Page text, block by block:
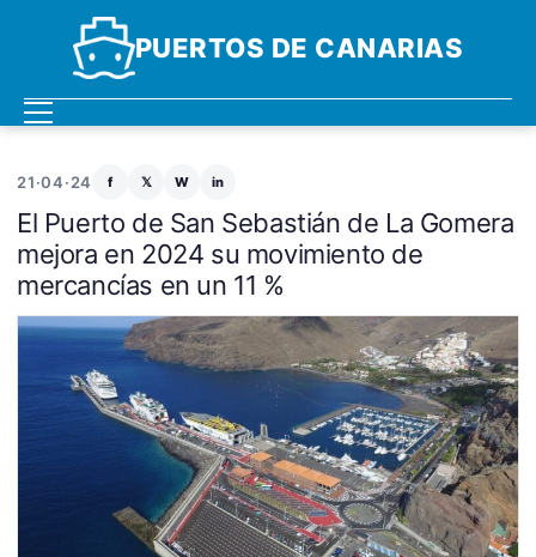
PUERTOS DE CANARIAS
21·04·24 f 𝕏 W in
El Puerto de San Sebastián de La Gomera
mejora en 2024 su movimiento de
mercancías en un 11 %